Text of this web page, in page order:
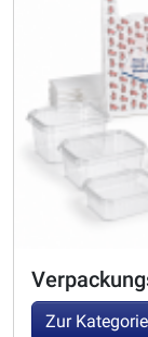
Zur Kategorie